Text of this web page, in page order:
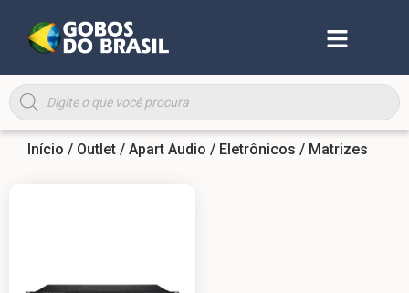
Início / Outlet / Apart Audio / Eletrônicos / Matrizes